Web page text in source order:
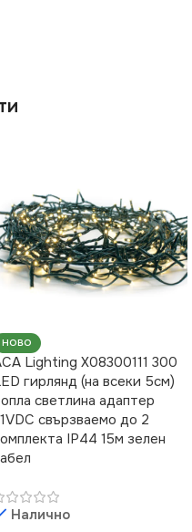
НОВО
Lighting X08300111 300
гирлянд (на всеки 5см)
светлина адаптер
свързваемо до 2
IP44 15м зелен
Налично